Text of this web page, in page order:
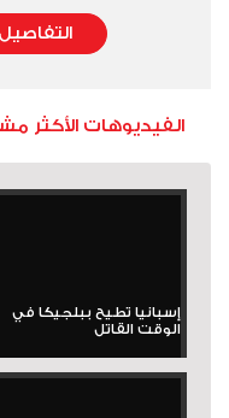
التفاصيل
الفيديوهات الأكثر
إسبانيا تطيح ببلجيكا في
الوقت القاتل